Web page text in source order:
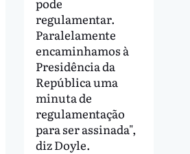
regulamentar.
Paralelamente
encaminhamos à
Presidência da
República uma
minuta de
regulamentação
para ser assinada",
diz Doyle.